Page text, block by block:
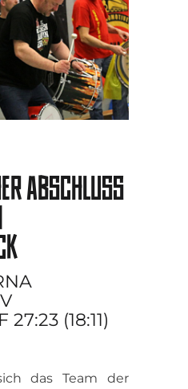
ABSCHLUSS
(18:11)
das Team der